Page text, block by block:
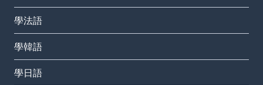
學法語
學韓語
學日語